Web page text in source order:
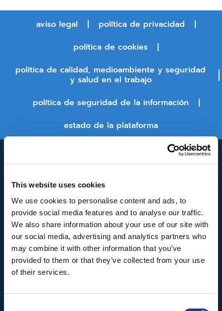
This website uses cookies
We use cookies to personalise content and ads, to
provide social media features and to analyse our traffic.
We also share information about your use of our site with
our social media, advertising and analytics partners who
may combine it with other information that you’ve
provided to them or that they’ve collected from your use
of their services.
aviso legal
política de privacidad
política de cookies
política de calidad, medioambiente y seguridad
y salud en el trabajo
política de seguridad de la información
estado de la plataforma
INNOVACIÓN Y DESARROLLO DE ANDALUCÍA
IDEA
Se ha recibido un incentivo de la Agencia de
Junta de Andalucía, por un importe de